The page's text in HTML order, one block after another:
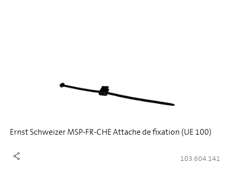
Ernst Schweizer MSP-FR-CHE Attache de fixation (UE 100)
103.604.141